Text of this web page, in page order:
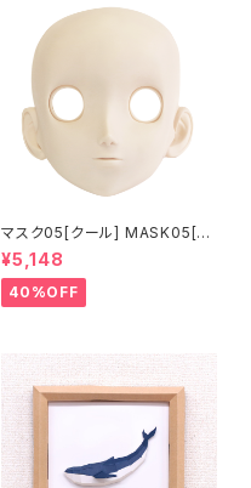
マスク05[クール] MASK05[C
OOL]
¥5,148
40%OFF